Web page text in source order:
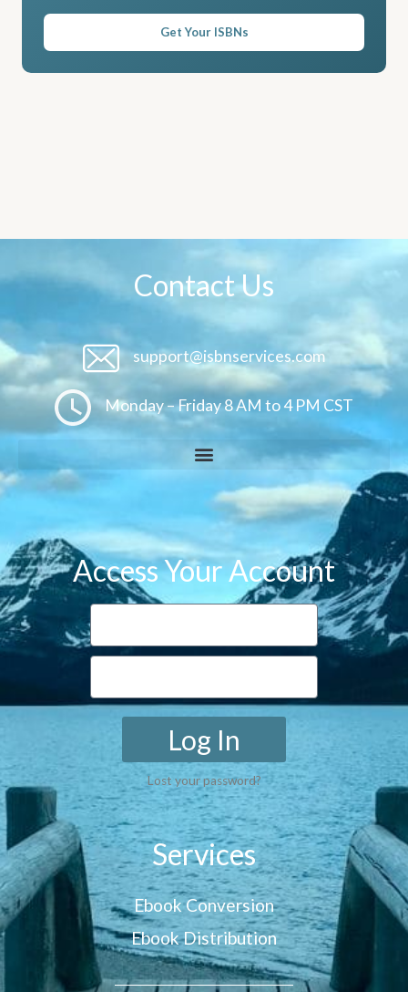
Get Your ISBNs
Contact Us
support@isbnservices.com
Monday – Friday 8 AM to 4 PM CST
Access Your Account
Log In
Lost your password?
Services
Ebook Conversion
Ebook Distribution